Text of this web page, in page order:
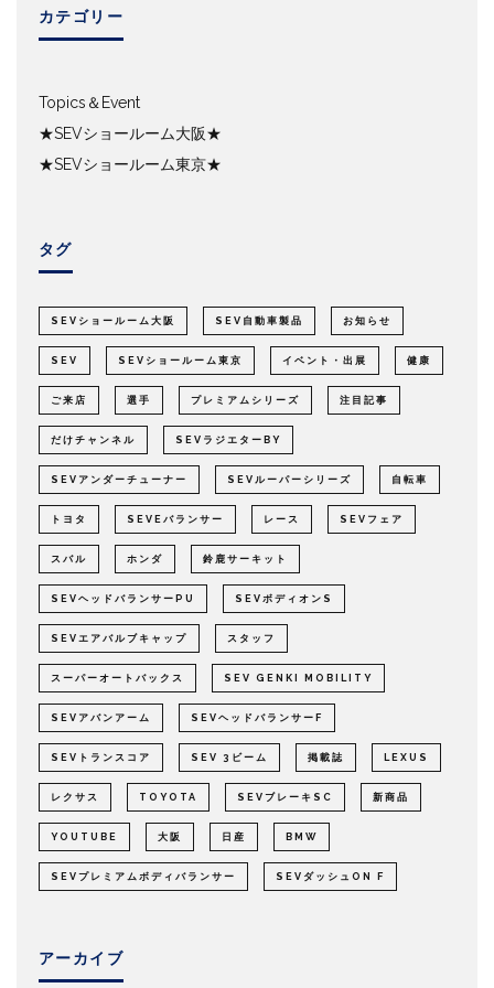
カテゴリー
Topics＆Event
★SEVショールーム大阪★
★SEVショールーム東京★
タグ
SEVショールーム大阪 SEV自動車製品 お知らせ
SEV SEVショールーム東京 イベント・出展 健康
ご来店 選手 プレミアムシリーズ 注目記事
だけチャンネル SEVラジエターBY
SEVアンダーチューナー SEVルーパーシリーズ 自転車
トヨタ SEVEバランサー レース SEVフェア
スバル ホンダ 鈴鹿サーキット
SEVヘッドバランサーPU SEVボディオンS
SEVエアバルブキャップ スタッフ
スーパーオートバックス SEV GENKI MOBILITY
SEVアバンアーム SEVヘッドバランサーF
SEVトランスコア SEV 3ビーム 掲載誌 LEXUS
レクサス TOYOTA SEVブレーキSC 新商品
YOUTUBE 大阪 日産 BMW
SEVプレミアムボディバランサー SEVダッシュON F
アーカイブ